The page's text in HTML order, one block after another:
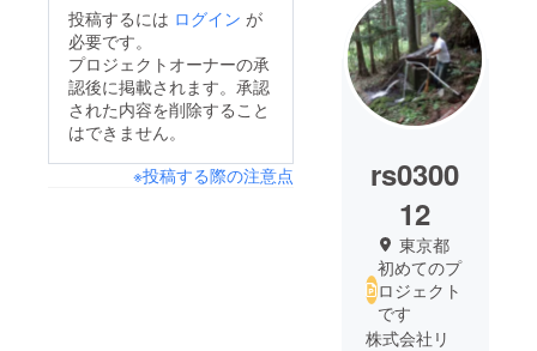
投稿するには ログイン が
必要です。
プロジェクトオーナーの承
認後に掲載されます。承認
された内容を削除すること
はできません。
※投稿する際の注意点
rs0300
12
東京都
初めてのプ
ロジェクト
です
株式会社リ